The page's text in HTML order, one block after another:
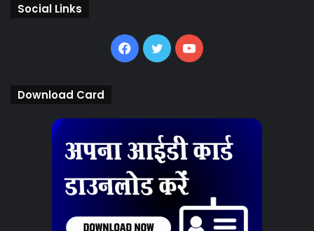
Social Links
Facebook
TwitterYouTube
Download Card